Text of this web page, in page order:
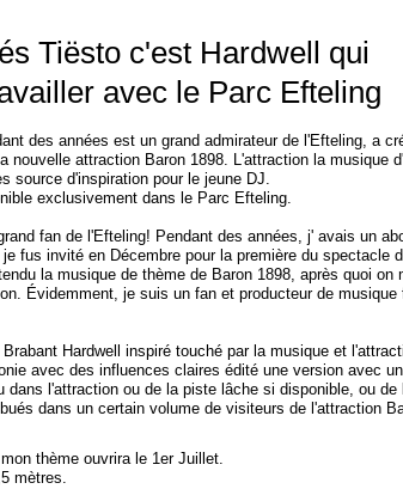
Tiësto c'est Hardwell qui
avec le Parc Efteling
des années est un grand admirateur de l'Efteling, a
nouvelle attraction Baron 1898. L'attraction la musique
source d'inspiration pour le jeune DJ.
exclusivement dans le Parc Efteling.
fan de l'Efteling! Pendant des années, j' avais un
je fus invité en Décembre pour la première du spectacle
la musique de thème de Baron 1898, après quoi on
Évidemment, je suis un fan et producteur de
Hardwell inspiré touché par la musique et
avec des influences claires édité une version avec
dans l'attraction ou de la piste lâche si disponible, ou de
dans un certain volume de visiteurs de l'attraction
thème ouvrira le 1er Juillet
mètres